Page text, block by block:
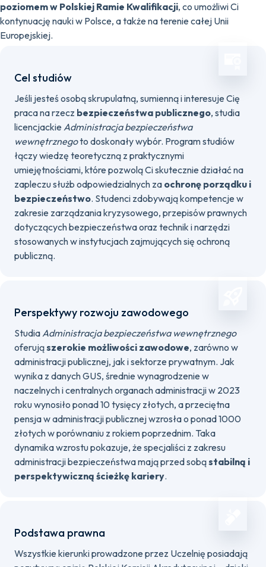
poziomem w Polskiej Ramie Kwalifikacji, co umożliwi Ci
kontynuację nauki w Polsce, a także na terenie całej Unii
Europejskiej.
Cel studiów
Jeśli jesteś osobą skrupulatną, sumienną i interesuje Cię
praca na rzecz bezpieczeństwa publicznego, studia
licencjackie Administracja bezpieczeństwa
wewnętrznegoto doskonały wybór. Program studiów
łączy wiedzę teoretyczną z praktycznymi
umiejętnościami, które pozwolą Ci skutecznie działać na
zapleczu służb odpowiedzialnych za ochronę porządku i
bezpieczeństwo. Studenci zdobywają kompetencje w
zakresie zarządzania kryzysowego, przepisów prawnych
dotyczących bezpieczeństwa oraz technik i narzędzi
stosowanych w instytucjach zajmujących się ochroną
publiczną.
Perspektywy rozwoju zawodowego
StudiaAdministracja bezpieczeństwa wewnętrznego
oferująszerokie możliwości zawodowe, zarówno w
administracji publicznej, jak i sektorze prywatnym. Jak
wynika z danych GUS, średnie wynagrodzenie w
naczelnych i centralnych organach administracji w 2023
roku wynosiło ponad 10 tysięcy złotych, a przeciętna
pensja w administracji publicznej wzrosła o ponad 1000
złotych w porównaniu z rokiem poprzednim. Taka
dynamika wzrostu pokazuje, że specjaliści z zakresu
administracji bezpieczeństwa mają przed sobąstabilną i
perspektywiczną ścieżkę kariery.
Podstawa prawna
Wszystkie kierunki prowadzone przez Uczelnię posiadają